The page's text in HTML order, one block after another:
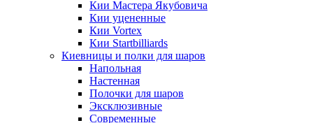
Кии Мастера Якубовича
Кии уцененные
Кии Vortex
Кии Startbilliards
Киевницы и полки для шаров
Напольная
Настенная
Полочки для шаров
Эксклюзивные
Современные